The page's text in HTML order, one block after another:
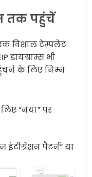
तक पहुंचें
विशाल टेम्पलेट
डायग्राम्स भी
के लिए निम्न
“नया” पर
इंटीग्रेशन पैटर्न” या